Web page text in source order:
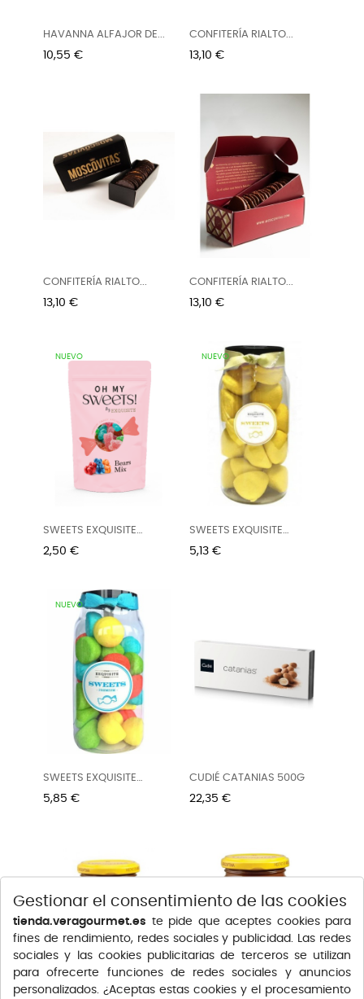
HAVANNA ALFAJOR DE...
Precio
10,55 €
CONFITERÍA RIALTO...
Precio
13,10 €
CONFITERÍA RIALTO...
Precio
13,10 €
CONFITERÍA RIALTO...
Precio
13,10 €
NUEVO
SWEETS EXQUISITE
SWEETS...
Precio
2,50 €
NUEVO
SWEETS EXQUISITE
NUBES...
Precio
5,13 €
NUEVO
SWEETS EXQUISITE
NUBES...
Precio
5,85 €
CUDIÉ CATANIAS 500G
Precio
22,35 €
Gestionar el consentimiento de las cookies
tienda.veragourmet.es te pide que aceptes cookies para
fines de rendimiento, redes sociales y publicidad. Las redes
sociales y las cookies publicitarias de terceros se utilizan
para ofrecerte funciones de redes sociales y anuncios
personalizados. ¿Aceptas estas cookies y el procesamiento